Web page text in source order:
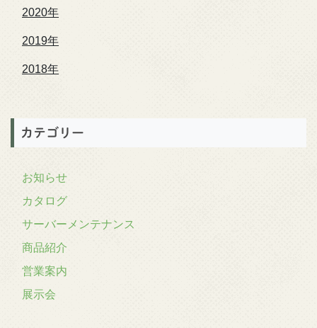
2020年
2019年
2018年
カテゴリー
お知らせ
カタログ
サーバーメンテナンス
商品紹介
営業案内
展示会